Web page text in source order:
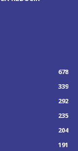
678
339
292
235
204
191